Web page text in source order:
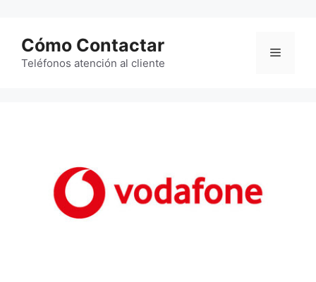
contenido
Cómo Contactar
Teléfonos atención al cliente
Menú